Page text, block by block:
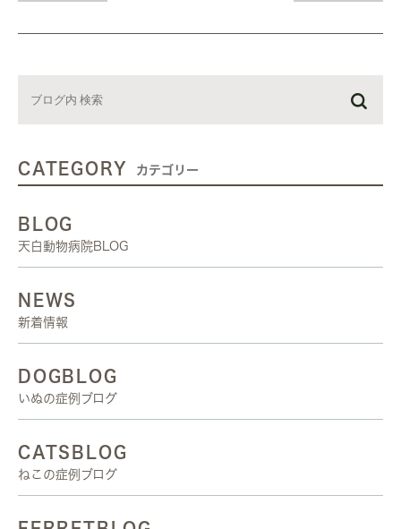
CATEGORY カテゴリー
BLOG
天白動物病院BLOG
NEWS
新着情報
DOGBLOG
いぬの症例ブログ
CATSBLOG
ねこの症例ブログ